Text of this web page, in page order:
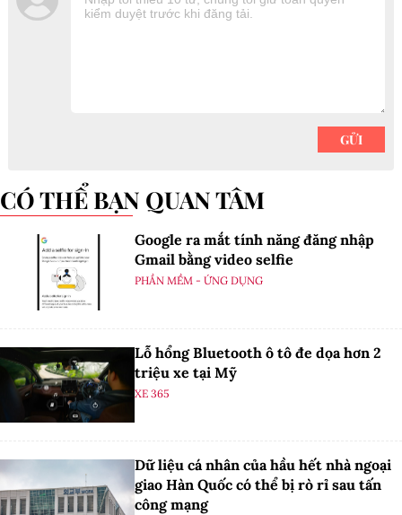
CÓ THỂ BẠN QUAN TÂM
Google ra mắt tính năng đăng nhập
Gmail bằng video selfie
PHẦN MỀM - ỨNG DỤNG
Lỗ hổng Bluetooth ô tô đe dọa hơn 2
triệu xe tại Mỹ
XE 365
Dữ liệu cá nhân của hầu hết nhà ngoại
giao Hàn Quốc có thể bị rò rỉ sau tấn
công mạng